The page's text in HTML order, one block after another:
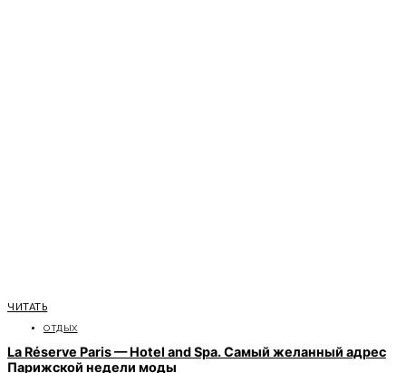
ЧИТАТЬ
ОТДЫХ
La Réserve Paris — Hotel and Spa. Самый желанный адрес
Парижской недели моды